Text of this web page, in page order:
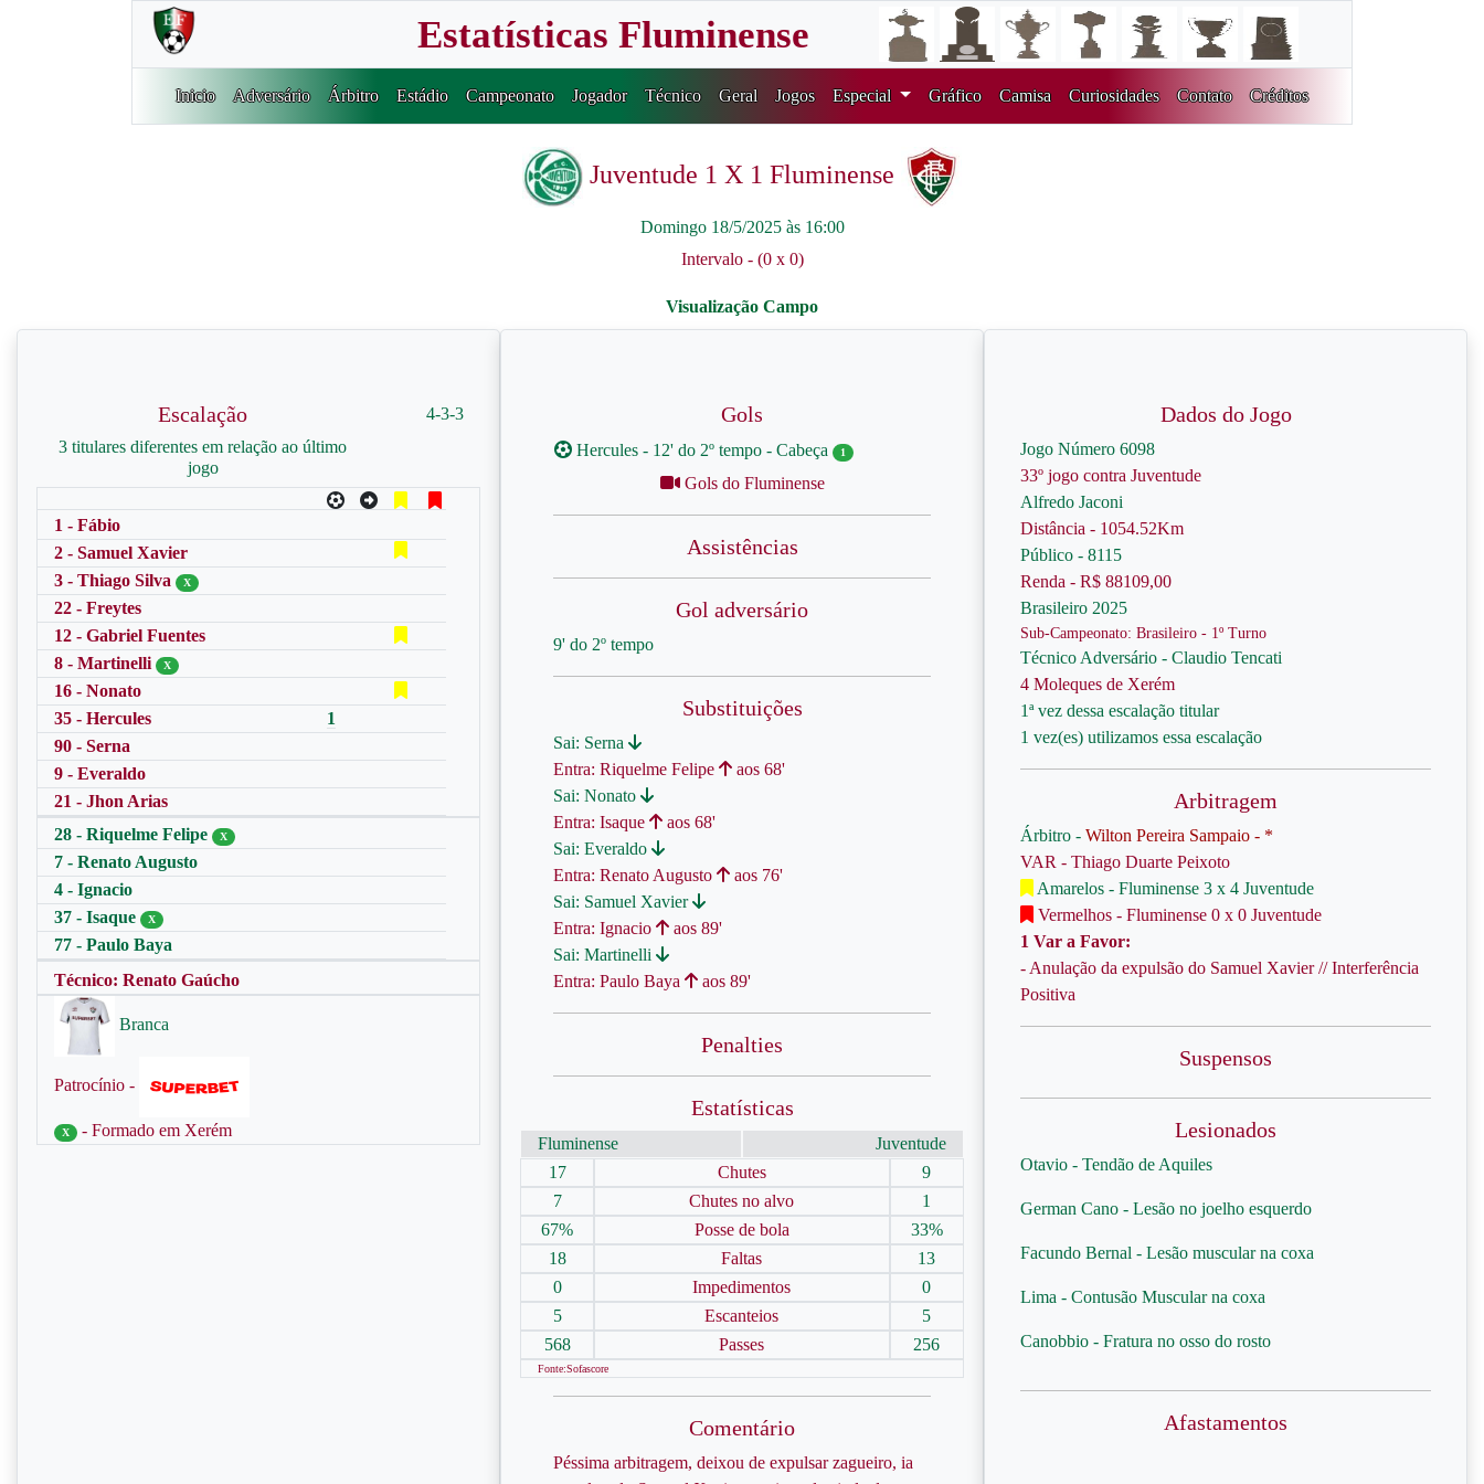
Estatísticas Fluminense
Inicio Adversário Árbitro Estádio Campeonato Jogador Técnico Geral Jogos Especial Gráfico Camisa Curiosidades Contato Créditos
Juventude 1 X 1 Fluminense
Domingo 18/5/2025 às 16:00
Intervalo - (0 x 0)
Escalação
3 titulares diferentes em relação ao último
jogo
4-3-3
1 - Fábio
2 - Samuel Xavier
3 - Thiago Silva
X
22 - Freytes
12 - Gabriel Fuentes
8 - Martinelli
X
16 - Nonato
35 - Hercules
1
90 - Serna
9 - Everaldo
21 - Jhon Arias
28 - Riquelme Felipe
X
7 - Renato Augusto
4 - Ignacio
37 - Isaque
X
77 - Paulo Baya
Técnico: Renato Gaúcho
Branca
Patrocínio -
X - Formado em Xerém
Gols
Hercules - 12' do 2º tempo - Cabeça 1
Gols do Fluminense
Assistências
Gol adversário
9' do 2º tempo
Substituições
Sai: Serna
Entra: Riquelme Felipe
aos 68'
Sai: Nonato
Entra: Isaque
aos 68'
Sai: Everaldo
Entra: Renato Augusto
aos 76'
Sai: Samuel Xavier
Entra: Ignacio
aos 89'
Sai: Martinelli
Entra: Paulo Baya
aos 89'
Penalties
Estatísticas
Fluminense
Juventude
17
Chutes
9
7
Chutes no alvo
1
67%
Posse de bola
33%
18
Faltas
13
0
Impedimentos
0
5
Escanteios
5
568
Passes 256
Fonte:Sofascore
Comentário
Péssima arbitragem, deixou de expulsar zagueiro, ia
Dados do Jogo
Jogo Número 6098
33º jogo contra Juventude
Alfredo Jaconi
Distância - 1054.52Km
Público - 8115
Renda - R$ 88109,00
Brasileiro 2025
Sub-Campeonato: Brasileiro - 1º Turno
Técnico Adversário - Claudio Tencati
4 Moleques de Xerém
1ª vez dessa escalação titular
1 vez(es) utilizamos essa escalação
Arbitragem
Árbitro - Wilton Pereira Sampaio - *
VAR - Thiago Duarte Peixoto
Amarelos - Fluminense 3 x 4 Juventude
Vermelhos - Fluminense 0 x 0 Juventude
1 Var a Favor:
- Anulação da expulsão do Samuel Xavier // Interferência
Positiva
Suspensos
Lesionados
Otavio - Tendão de Aquiles
German Cano - Lesão no joelho esquerdo
Facundo Bernal - Lesão muscular na coxa
Lima - Contusão Muscular na coxa
Canobbio - Fratura no osso do rosto
Afastamentos